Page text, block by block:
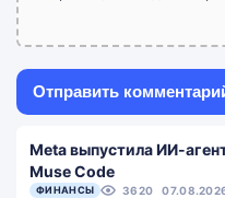
Meta выпустила ИИ-
Muse Code
ФИНАНСЫ 3620